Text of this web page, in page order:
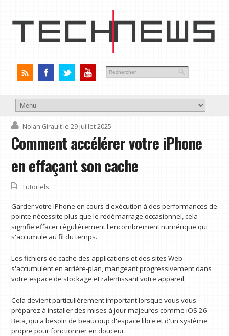
Nolan Girault le 29 juillet 2025
Comment accélérer votre iPhone
en effaçant son cache
Tutoriels
Garder votre iPhone en cours d'exécution à des performances de
pointe nécessite plus que le redémarrage occasionnel, cela
signifie effacer régulièrement l'encombrement numérique qui
s'accumule au fil du temps.
Les fichiers de cache des applications et des sites Web
s'accumulent en arrière-plan, mangeant progressivement dans
votre espace de stockage et ralentissant votre appareil.
Cela devient particulièrement important lorsque vous vous
préparez à installer des mises à jour majeures comme iOS 26
Beta, qui a besoin de beaucoup d'espace libre et d'un système
propre pour fonctionner en douceur.